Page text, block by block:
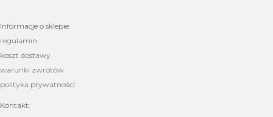
Informacje o sklepie:
regulamin
koszt dostawy
warunki zwrotów
polityka prywatności
Kontakt: